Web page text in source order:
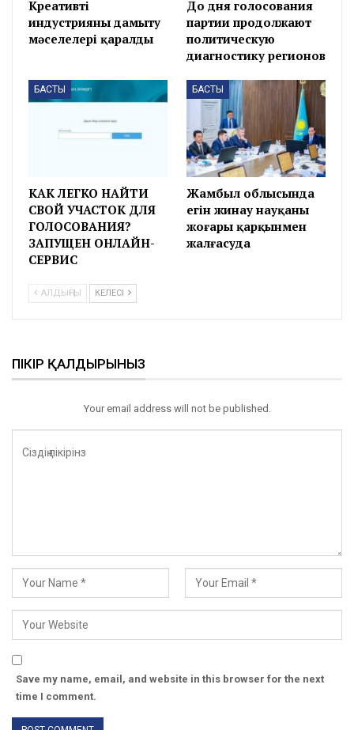
Креативті
индустрияны дамыту
мәселелері қаралды
До дня голосования
партии продолжают
политическую
диагностику регионов
БАСТЫ
КАК ЛЕГКО НАЙТИ
СВОЙ УЧАСТОК ДЛЯ
ГОЛОСОВАНИЯ?
ЗАПУЩЕН ОНЛАЙН-
СЕРВИС
БАСТЫ
Жамбыл облысында
егін жинау науқаны
жоғары қарқынмен
жалғасуда
АЛДЫҢҒЫ КЕЛЕСІ
ПІКІР ҚАЛДЫРЫНЫЗ
Your email address will not be published.
Save my name, email, and website in this browser for the next
time I comment.